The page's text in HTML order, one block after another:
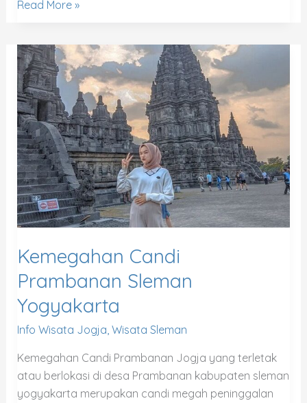
Read More »
Kemegahan Candi
Prambanan Sleman
Yogyakarta
Info Wisata Jogja Wisata Sleman
Kemegahan Candi Prambanan Jogja yang terletak
atau berlokasi di desa Prambanan kabupaten sleman
yogyakarta merupakan candi megah peninggalan
Kemegahan
Candi
Prambanan
Sleman
Yogyakarta